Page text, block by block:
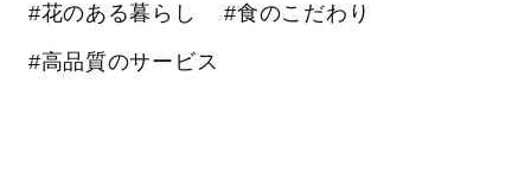
#花のある暮らし #食のこだわり
#高品質のサービス